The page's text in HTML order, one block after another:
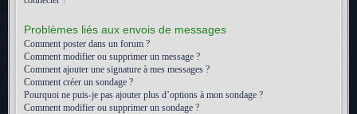
Problèmes liés aux envois de messages
Comment poster dans un forum ?
Comment modifier ou supprimer un message ?
Comment ajouter une signature à mes messages ?
Comment créer un sondage ?
Pourquoi ne puis-je pas ajouter plus d’options à mon sondage ?
Comment modifier ou supprimer un sondage ?